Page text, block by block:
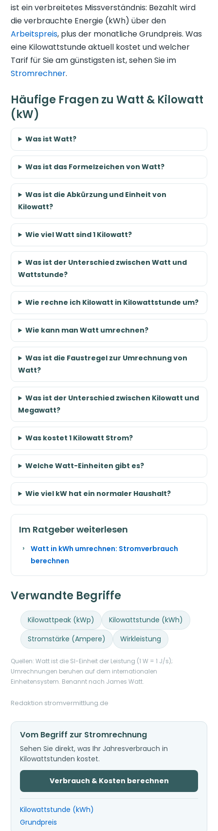
ist ein verbreitetes Missverständnis: Bezahlt wird
die verbrauchte Energie (kWh) über den
Arbeitspreis, plus der monatliche Grundpreis. Was
eine Kilowattstunde aktuell kostet und welcher
Tarif für Sie am günstigsten ist, sehen Sie im
Stromrechner.
Häufige Fragen zu Watt & Kilowatt
(kW)
Was ist Watt?
Was ist das Formelzeichen von Watt?
Was ist die Abkürzung und Einheit von
Kilowatt?
Wie viel Watt sind 1 Kilowatt?
Was ist der Unterschied zwischen Watt und
Wattstunde?
Wie rechne ich Kilowatt in Kilowattstunde um?
Wie kann man Watt umrechnen?
Was ist die Faustregel zur Umrechnung von
Watt?
Was ist der Unterschied zwischen Kilowatt und
Megawatt?
Was kostet 1 Kilowatt Strom?
Welche Watt-Einheiten gibt es?
Wie viel kW hat ein normaler Haushalt?
Im Ratgeber weiterlesen
Watt in kWh umrechnen: Stromverbrauch
berechnen
Verwandte Begriffe
Kilowattpeak (kWp)
Kilowattstunde (kWh)
Stromstärke (Ampere)
Wirkleistung
Quellen: Watt ist die SI-Einheit der Leistung (1 W = 1 J/s);
Umrechnungen beruhen auf dem internationalen
Einheitensystem. Benannt nach James Watt.
Redaktion stromvermittlung.de
Vom Begriff zur Stromrechnung
Sehen Sie direkt, was Ihr Jahresverbrauch in
Kilowattstunden kostet.
Verbrauch & Kosten berechnen
Kilowattstunde (kWh)
Grundpreis